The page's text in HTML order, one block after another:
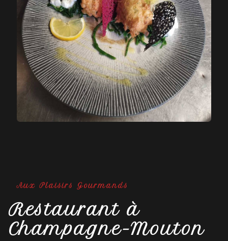
Aux Plaisirs Gourmands
Restaurant à
Champagne-Mouton